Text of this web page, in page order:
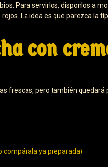
Para servirlos, disponlos a
La idea es que parezca la
con
frescas, pero también quedará
compárala ya preparada)